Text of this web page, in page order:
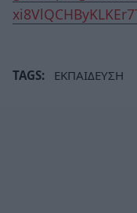
TAGS: ΕΚΠΑΙΔΕΥΣΗ